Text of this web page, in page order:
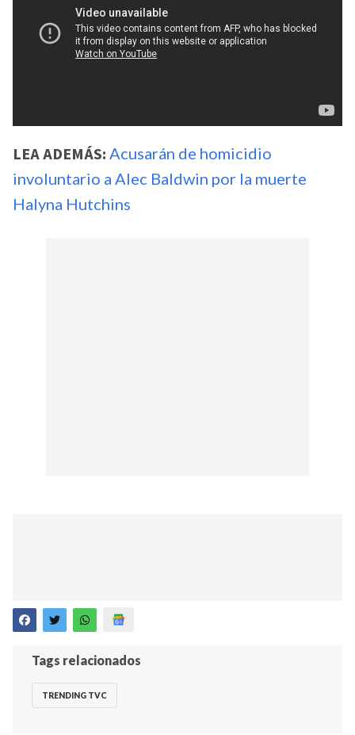
LEA ADEMÁS: Acusarán de homicidio
involuntario a Alec Baldwin por la muerte
Halyna Hutchins
Tags relacionados
TRENDING TVC